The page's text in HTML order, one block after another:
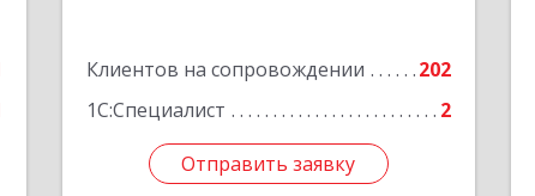
Клиентов на сопровождении
202
1С:Специалист
2
Отправить заявку
Отправить заявку